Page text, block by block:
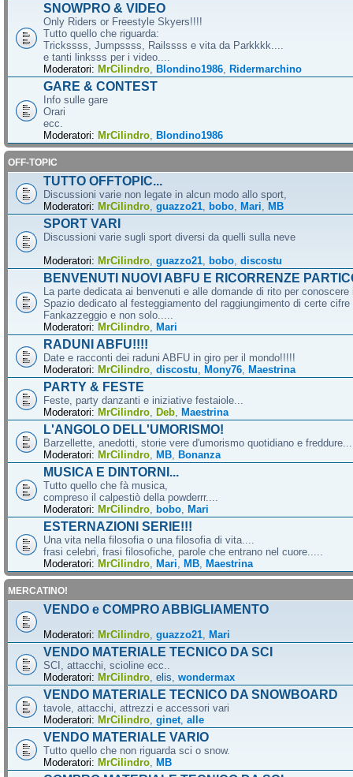
SNOWPRO & VIDEO
Only Riders or Freestyle Skyers!!!!
Tutto quello che riguarda:
Trickssss, Jumpssss, Railssss e vita da Parkkkk....
e tanti linksss per i video....
Moderatori: MrCilindro Blondino1986 Ridermarchino
GARE & CONTEST
Info sulle gare
Orari
ecc.
Moderatori: MrCilindro Blondino1986
OFF-TOPIC
TUTTO OFFTOPIC...
Discussioni varie non legate in alcun modo allo sport,
Moderatori: MrCilindro guazzo21 bobo Mari MB
SPORT VARI
Discussioni varie sugli sport diversi da quelli sulla neve
Moderatori: MrCilindro guazzo21 bobo discostu
BENVENUTI NUOVI ABFU E RICORRENZE
La parte dedicata ai benvenuti e alle domande di rito per
Spazio dedicato al festeggiamento del raggiungimento di certe cifre
Fankazzeggio e non solo.....
Moderatori: MrCilindro Mari
RADUNI ABFU!!!!
Date e racconti dei raduni ABFU in giro per il mondo!!!!!
Moderatori: MrCilindro discostu Mony76 Maestrina
PARTY & FESTE
Feste, party danzanti e iniziative festaiole...
Moderatori: MrCilindro Deb Maestrina
L'ANGOLO DELL'UMORISMO!
Barzellette, anedotti, storie vere d'umorismo quotidiano e
Moderatori: MrCilindro MB Bonanza
MUSICA E DINTORNI...
Tutto quello che fà musica,
compreso il calpestiò della powderrr....
Moderatori: MrCilindro bobo Mari
ESTERNAZIONI SERIE!!!
Una vita nella filosofia o una filosofia di vita....
frasi celebri, frasi filosofiche, parole che entrano nel cuore.....
Moderatori: MrCilindro Mari MB Maestrina
MERCATINO!
VENDO e COMPRO ABBIGLIAMENTO
Moderatori: MrCilindro guazzo21 Mari
VENDO MATERIALE TECNICO DA SCI
SCI, attacchi, scioline ecc..
Moderatori: MrCilindro elis wondermax
VENDO MATERIALE TECNICO DA SNOWBOARD
tavole, attacchi, attrezzi e accessori vari
Moderatori: MrCilindro ginet alle
VENDO MATERIALE VARIO
Tutto quello che non riguarda sci o snow.
Moderatori: MrCilindro MB